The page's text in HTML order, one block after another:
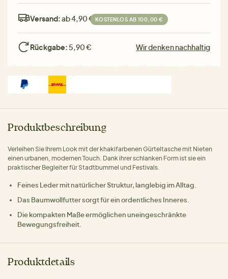
Versand:ab 4,90 € KOSTENLOS AB 100,00 €
Rückgabe: 5,90 € Wir denken nachhaltig
Produktbeschreibung
Verleihen Sie Ihrem Look mit der khakifarbenen Gürteltasche mit Nieten
einen urbanen, modernen Touch. Dank ihrer schlanken Form ist sie ein
praktischer Begleiter für Stadtbummel und Festivals.
Feines Leder mit natürlicher Struktur, langlebig im Alltag.
Das Baumwollfutter sorgt für ein ordentliches Inneres.
Die kompakten Maße ermöglichen uneingeschränkte
Bewegungsfreiheit.
Produktdetails